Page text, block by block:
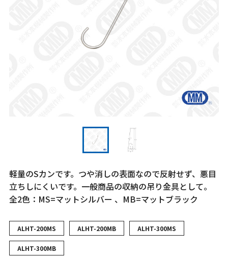
軽量のSカンです。つや消しの表面なので反射せず、悪目
立ちしにくいです。一般商品の収納の吊り金具として。
全2色：MS=マットシルバー 、MB=マットブラック
ALHT-200MS ALHT-200MB ALHT-300MS
ALHT-300MB